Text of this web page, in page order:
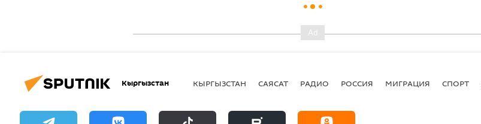
Кыргызстан КЫРГЫЗСТАН САЯСАТ РАДИО РОССИЯ МИГРАЦИЯ СПОРТ